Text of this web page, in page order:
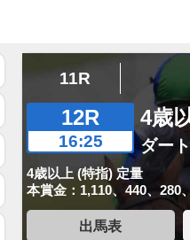
11R
12R
16:25
4歳
ダー
4歳以上 (特指) 定量
本賞金：1,110、440、280
出馬表